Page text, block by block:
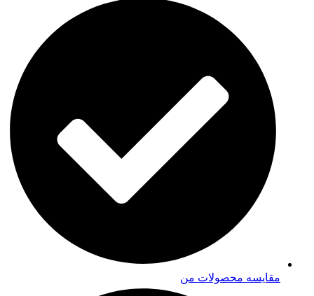
مقایسه محصولات من